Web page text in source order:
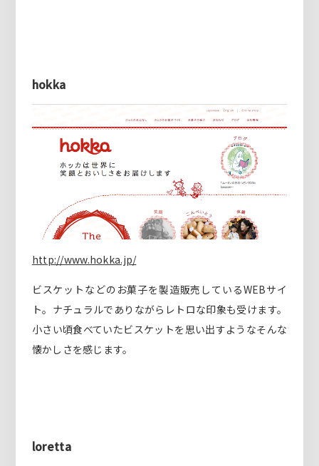
hokka
http://www.hokka.jp/
ビスケットなどのお菓子を製造販売しているWEBサイ
ト。ナチュラルでありながらレトロな印象も受けます。
小さい頃食べていたビスケットを思い出すようなそんな
懐かしさを感じます。
loretta